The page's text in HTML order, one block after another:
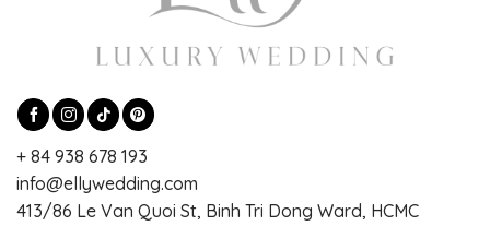
+ 84 938 678 193
info@ellywedding.com
413/86 Le Van Quoi St, Binh Tri Dong Ward, HCMC